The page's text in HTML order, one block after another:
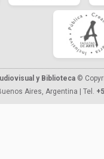
y Biblioteca ©
Aires, Argentina | Tel.